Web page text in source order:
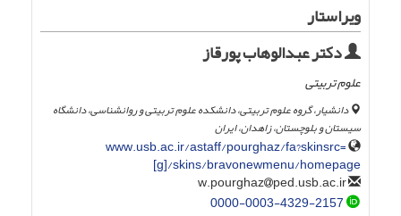
ویراستار
دکتر عبدالوهاب پورقاز
علوم تربیتی
دانشیار، گروه علوم تربیتی، دانشکده علوم تربیتی و روانشناسی، دانشگاه
سیستان و بلوچستان، زاهدان، ایران
www.usb.ac.ir/astaff/pourghaz/fa?skinsrc=
[g]/skins/bravonewmenu/homepage
ped.usb.ac.ir
0000-0003-4329-2157